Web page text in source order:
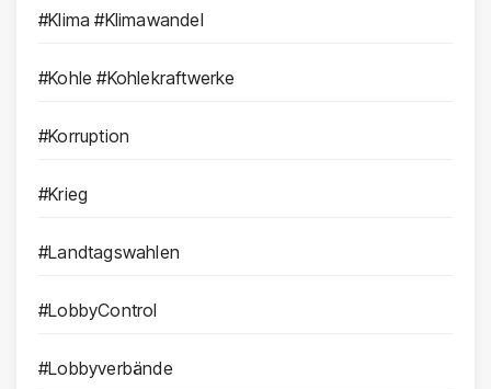
#Klima #Klimawandel
#Kohle #Kohlekraftwerke
#Korruption
#Krieg
#Landtagswahlen
#LobbyControl
#Lobbyverbände